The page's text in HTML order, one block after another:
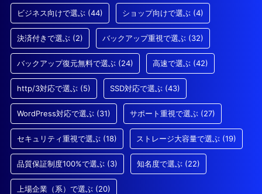
ビジネス向けで選ぶ (44) ショップ向けで選ぶ (4)
決済付きで選ぶ (2) バックアップ重視で選ぶ (32)
バックアップ復元無料で選ぶ (24) 高速で選ぶ (42)
http/3対応で選ぶ (5) SSD対応で選ぶ (43)
WordPress対応で選ぶ (31) サポート重視で選ぶ (27)
セキュリティ重視で選ぶ (18) ストレージ大容量で選ぶ (19)
品質保証制度100%で選ぶ (3) 知名度で選ぶ (22)
上場企業（系）で選ぶ (20)